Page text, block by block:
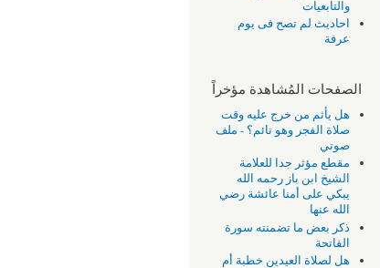
والتابعيات
احاديث لم تصح فى يوم
عرفة
الصفحات المُشاهدة مؤخراً
هل يأثم من خرج عليه وقت
صلاة الفجر وهو نائم؟ - ملف
صوتي
مقطع مؤثر جدا للعلامة
الشيخ ابن باز رحمه الله
يبكي على أمنا عائشة رضي
الله عنها
ذكر بعض ما تضمنته سورة
الفاتحة
هل لصلاة العيدين خطبة أم